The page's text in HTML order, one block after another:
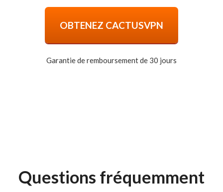
OBTENEZ CACTUSVPN
Garantie de remboursement de 30 jours
Questions fréquemment